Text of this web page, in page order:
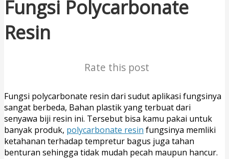
Fungsi Polycarbonate
Resin
Rate this post
Fungsi polycarbonate resin dari sudut aplikasi fungsinya
sangat berbeda, Bahan plastik yang terbuat dari
senyawa biji resin ini. Tersebut bisa kamu pakai untuk
banyak produk, polycarbonate resin fungsinya memliki
ketahanan terhadap tempretur bagus juga tahan
benturan sehingga tidak mudah pecah maupun hancur.